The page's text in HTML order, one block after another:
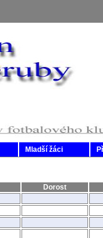
Mladší žáci
Dorost